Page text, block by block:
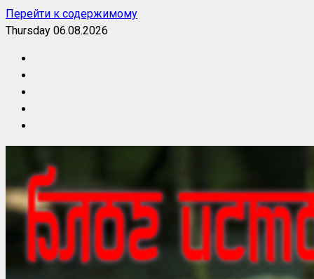
Перейти к содержимому
Thursday 06.08.2026